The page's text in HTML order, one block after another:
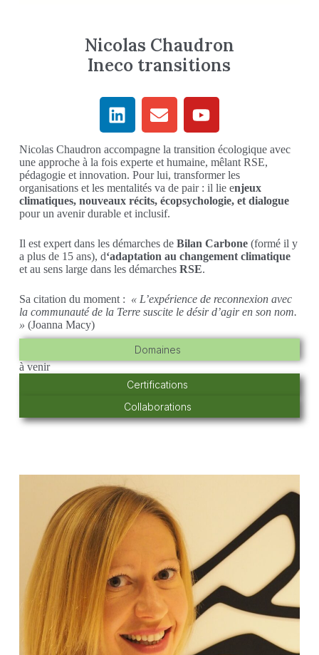
Nicolas Chaudron
Ineco transitions
Nicolas Chaudron accompagne la transition écologique avec
une approche à la fois experte et humaine, mêlant RSE,
pédagogie et innovation. Pour lui, transformer les
organisations et les mentalités va de pair : il lie enjeux
climatiques, nouveaux récits, écopsychologie, et dialogue
pour un avenir durable et inclusif.
Il est expert dans les démarches de Bilan Carbone(formé il y
a plus de 15 ans), d‘adaptation au changement climatique
et au sens large dans les démarches RSE.
Sa citation du moment : « L’expérience de reconnexion avec
la communauté de la Terre suscite le désir d’agir en son nom.
» (Joanna Macy)
Domaines
Certifications
Collaborations
à venir